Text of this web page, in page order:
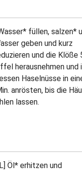
füllen, salzen*
geben und kurz
und die Klöße
herausnehmen und
Haselnüsse in
anrösten, bis die
lassen.
Öl* erhitzen und